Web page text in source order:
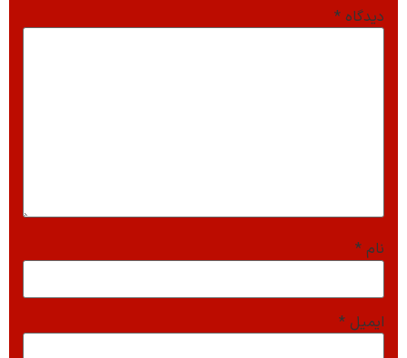
دیدگاه *
نام *
ایمیل *